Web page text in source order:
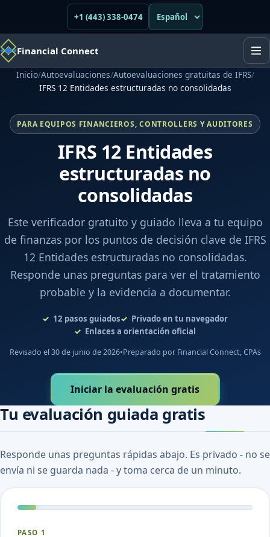
+1 (443) 338-0474
Financial Connect
Inicio/Autoevaluaciones/Autoevaluaciones gratuitas de IFRS/
IFRS 12 Entidades estructuradas no consolidadas
PARA EQUIPOS FINANCIEROS, CONTROLLERS Y AUDITORES
IFRS 12 Entidades
estructuradas no
consolidadas
Este verificador gratuito y guiado lleva a tu equipo
de finanzas por los puntos de decisión clave de IFRS
12 Entidades estructuradas no consolidadas.
Responde unas preguntas para ver el tratamiento
probable y la evidencia a documentar.
12 pasos guiados
Privado en tu navegador
Enlaces a orientación oficial
Revisado el 30 de junio de 2026•Preparado por Financial Connect, CPAs
Iniciar la evaluación gratis
Tu evaluación guiada gratis
Responde unas preguntas rápidas abajo. Es privado - no se
envía ni se guarda nada - y toma cerca de un minuto.
PASO 1